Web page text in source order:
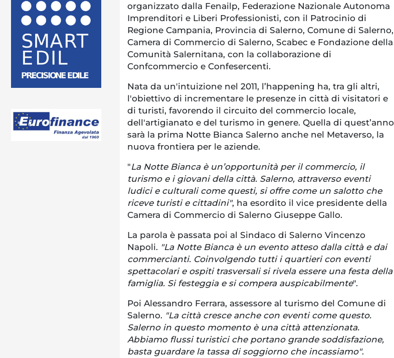
organizzato dalla Fenailp, Federazione Nazionale Autonoma
Imprenditori e Liberi Professionisti, con il Patrocinio di
Regione Campania, Provincia di Salerno, Comune di Salerno,
Camera di Commercio di Salerno, Scabec e Fondazione della
Comunità Salernitana, con la collaborazione di
Confcommercio e Confesercenti.
Nata da un'intuizione nel 2011, l’happening ha, tra gli altri,
l'obiettivo di incrementare le presenze in città di visitatori e
di turisti, favorendo il circuito del commercio locale,
dell'artigianato e del turismo in genere. Quella di quest’anno
sarà la prima Notte Bianca Salerno anche nel Metaverso, la
nuova frontiera per le aziende.
"La Notte Bianca è un’opportunità per il commercio, il
turismo e i giovani della città. Salerno, attraverso eventi
ludici e culturali come questi, si offre come un salotto che
riceve turisti e cittadini", ha esordito il vice presidente della
Camera di Commercio di Salerno Giuseppe Gallo.
La parola è passata poi al Sindaco di Salerno Vincenzo
Napoli. "La Notte Bianca è un evento atteso dalla città e dai
commercianti. Coinvolgendo tutti i quartieri con eventi
spettacolari e ospiti trasversali si rivela essere una festa della
famiglia. Si festeggia e si compera auspicabilmente".
Poi Alessandro Ferrara, assessore al turismo del Comune di
Salerno. "La città cresce anche con eventi come questo.
Salerno in questo momento è una città attenzionata.
Abbiamo flussi turistici che portano grande soddisfazione,
basta guardare la tassa di soggiorno che incassiamo".